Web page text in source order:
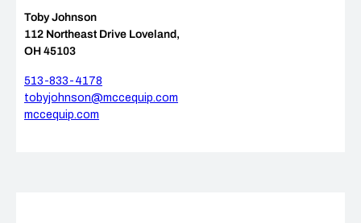
Toby Johnson
112 Northeast Drive Loveland,
OH 45103
513-833-4178
tobyjohnson@mccequip.com
mccequip.com